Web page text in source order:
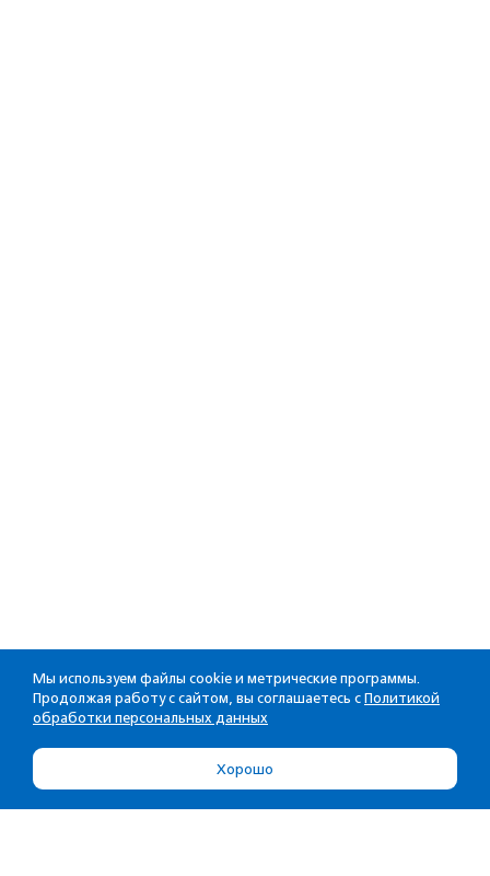
Мы используем файлы cookie и метрические программы.
Продолжая работу с сайтом, вы соглашаетесь с Политикой
обработки персональных данных
Хорошо